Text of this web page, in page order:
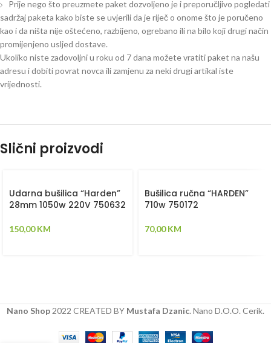
Prije nego što preuzmete paket dozvoljeno je i preporučljivo pogledati
sadržaj paketa kako biste se uvjerili da je riječ o onome što je poručeno
kao i da ništa nije oštećeno, razbijeno, ogrebano ili na bilo koji drugi način
promijenjeno usljed dostave.
Ukoliko niste zadovoljni u roku od 7 dana možete vratiti paket na našu
adresu i dobiti povrat novca ili zamjenu za neki drugi artikal iste
vrijednosti.
Slični proizvodi
Udarna bušilica “Harden”
28mm 1050w 220V 750632
150,00KM
Bušilica ručna “HARDEN”
710w 750172
70,00KM
Nano Shop2022 CREATED BY Mustafa Dzanic. Nano D.O.O. Cerik.